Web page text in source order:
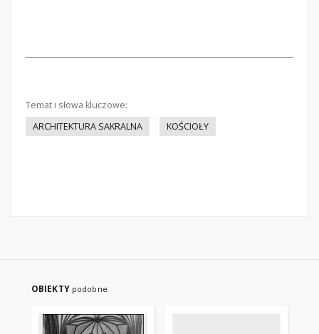
Temat i słowa kluczowe:
ARCHITEKTURA SAKRALNA
KOŚCIOŁY
OBIEKTY podobne